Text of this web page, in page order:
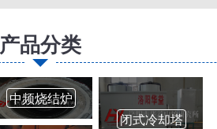
产品分类
中频烧结炉
闭式冷却塔